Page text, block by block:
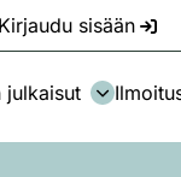
Kirjaudu sisään
julkaisut